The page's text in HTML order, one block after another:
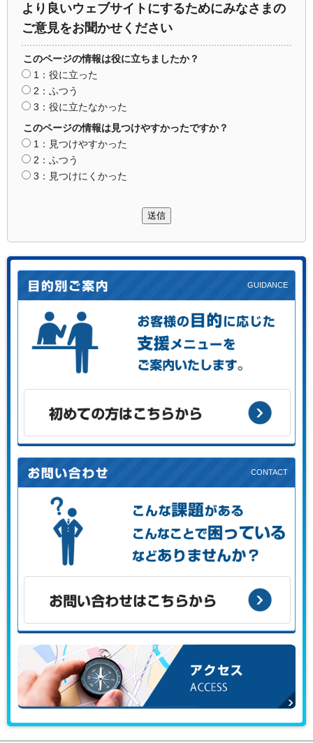
より良いウェブサイトにするためにみなさまの
ご意見をお聞かせください
このページの情報は役に立ちましたか？
1：役に立った
2：ふつう
3：役に立たなかった
このページの情報は見つけやすかったですか？
1：見つけやすかった
2：ふつう
3：見つけにくかった
送信
お客様の目的に応じた支援メニューをご案内します。
初めての方はこちらから
こんな課題がある、こんなことで困っている、などありませ
お問い合わせはこちらから